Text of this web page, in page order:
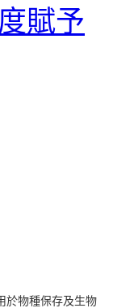
賦予
於物種保存及生物